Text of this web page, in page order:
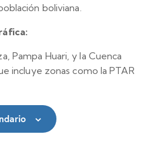
boliviana.
Pampa Huari, y la Cuenca
incluye zonas como la PTAR